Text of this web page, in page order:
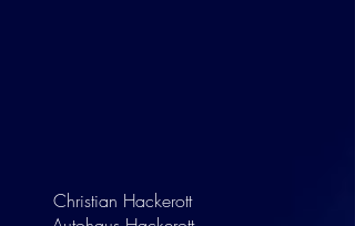
Christian Hackerott